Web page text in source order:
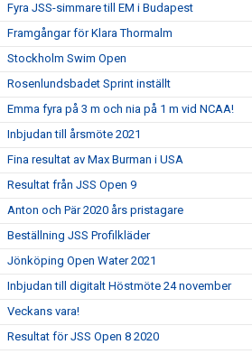
Fyra JSS-simmare till EM i Budapest
Framgångar för Klara Thormalm
Stockholm Swim Open
Rosenlundsbadet Sprint inställt
Emma fyra på 3 m och nia på 1 m vid NCAA!
Inbjudan till årsmöte 2021
Fina resultat av Max Burman i USA
Resultat från JSS Open 9
Anton och Pär 2020 års pristagare
Beställning JSS Profilkläder
Jönköping Open Water 2021
Inbjudan till digitalt Höstmöte 24 november
Veckans vara!
Resultat för JSS Open 8 2020